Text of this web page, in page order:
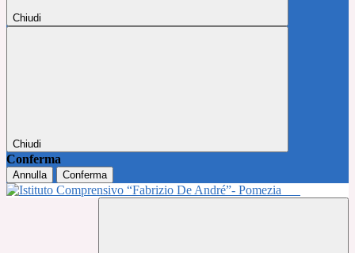
Chiudi
Chiudi
Conferma
Annulla Conferma